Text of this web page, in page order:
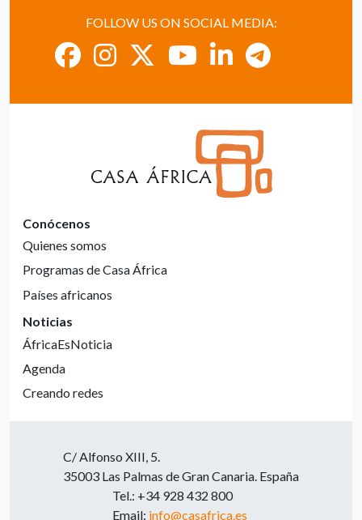
FOLLOW US ON SOCIAL MEDIA:
Conócenos
Quienes somos
Programas de Casa África
Países africanos
Noticias
ÁfricaEsNoticia
Agenda
Creando redes
C/ Alfonso XIII, 5.
35003 Las Palmas de Gran Canaria. España
Tel.: +34 928 432 800
Email: info@casafrica.es